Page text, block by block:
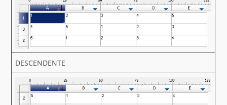
DESCENDENTE